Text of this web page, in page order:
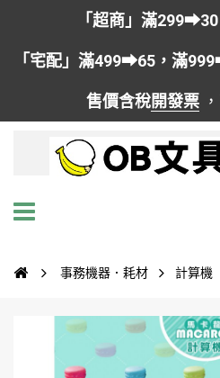
「超商」滿
「宅配」滿499➡65，滿
售價含稅開發票
事務機器．耗材 計算機